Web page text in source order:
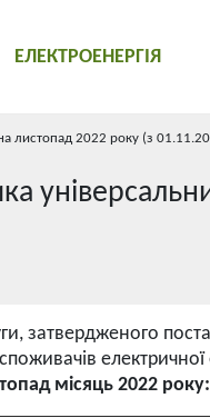
ЕЛЕКТРОЕНЕРГІЯ
листопад 2022 року (з
затвердженого
місяць 2022 року: